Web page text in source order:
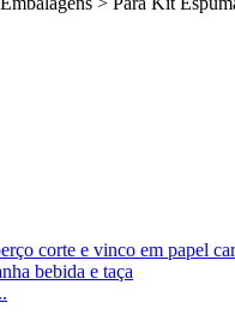
corte e vinco em papel
bebida e taça